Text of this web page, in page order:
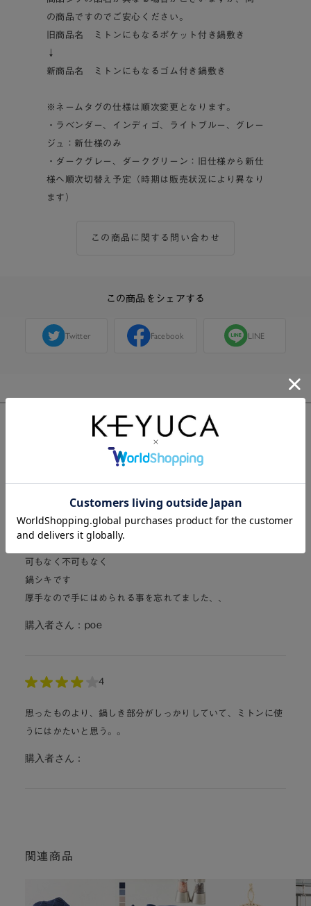
の商品ですのでご安心ください。
旧商品名 ミトンにもなるポケット付き鍋敷き
↓
新商品名 ミトンにもなるゴム付き鍋敷き
※ネームタグの仕様は順次変更となります。
・ラベンダー、インディゴ、ライトブルー、グレー
ジュ：新仕様のみ
・ダークグレー、ダークグリーン：旧仕様から新仕
様へ順次切替え予定（時期は販売状況により異なり
ます）
この商品に関する問い合わせ
この商品をシェアする
Twitter Facebook LINE
購入した人のレビュー
3
可もなく不可もなく
鍋シキです
厚手なので手にはめられる事を忘れてました、、
購入者さん： poe
4
思ったものより、鍋しき部分がしっかりしていて、ミトンに使
うにはかたいと思う。。
購入者さん：
関連商品